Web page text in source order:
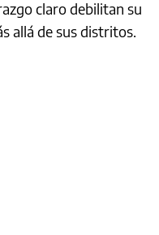
claro debilitan su
allá de sus distritos.